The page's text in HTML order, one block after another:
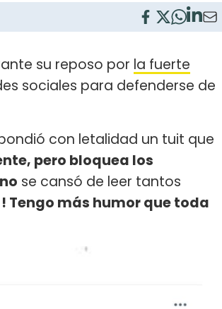
su reposo por la fuerte
sociales para defenderse de
con letalidad un tuit que
pero bloquea los
se cansó de leer tantos
Tengo más humor que toda